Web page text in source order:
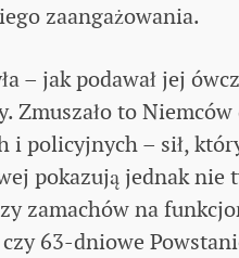
zaangażowania.
– jak podawał jej
Zmuszało to
i policyjnych – sił,
pokazują jednak nie
zamachów na
63-dniowe